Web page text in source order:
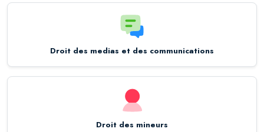
Droit des medias et des communications
Droit des mineurs